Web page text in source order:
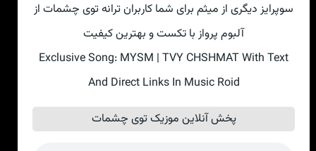
سوپرایز دیگری از میثم برای شما کاربران ترانه توی چشمات از
آلبوم پرواز با تکست و بهترین کیفیت
Exclusive Song: MYSM | TVY CHSHMAT With Text
And Direct Links In Music Roid
پخش آنلاین موزیک توی چشمات